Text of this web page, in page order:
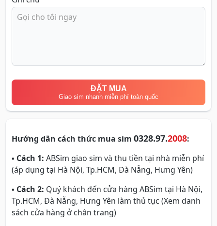
ĐẶT MUA
Giao sim nhanh miễn phí toàn quốc
Hướng dẫn cách thức mua sim 0328.97.2008:
▪ Cách 1: ABSim giao sim và thu tiền tại nhà miễn phí
(áp dụng tại Hà Nội, Tp.HCM, Đà Nẵng, Hưng Yên)
▪ Cách 2: Quý khách đến cửa hàng ABSim tại Hà Nội,
Tp.HCM, Đà Nẵng, Hưng Yên làm thủ tục (Xem danh
sách cửa hàng ở chân trang)